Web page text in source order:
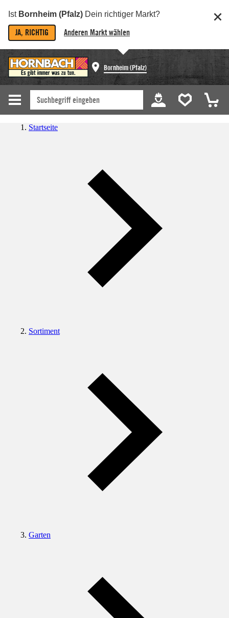
Ist Bornheim (Pfalz) Dein richtiger Markt?
JA, RICHTIG Anderen Markt wählen
Bornheim (Pfalz)
Startseite
Sortiment
Garten